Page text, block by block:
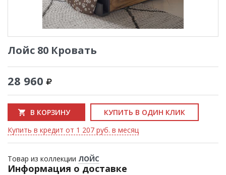
Лойс 80 Кровать
28 960
В КОРЗИНУ
КУПИТЬ В ОДИН КЛИК
Купить в кредит от 1 207 руб. в месяц
Товар из коллекции ЛОЙС
Информация о доставке